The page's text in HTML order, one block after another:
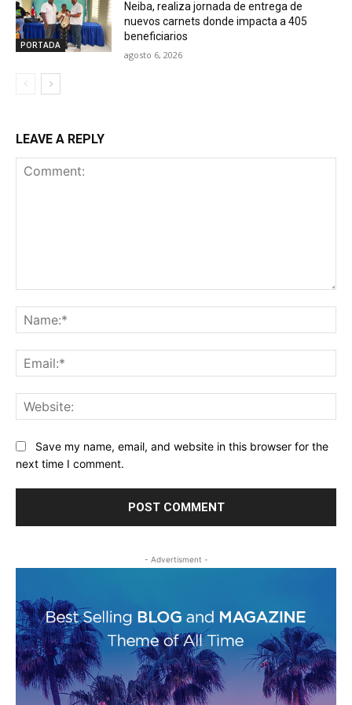
PORTADA
Neiba, realiza jornada de entrega de
nuevos carnets donde impacta a 405
beneficiarios
agosto 6, 2026
LEAVE A REPLY
Save my name, email, and website in this browser for the
next time I comment.
- Advertisment -